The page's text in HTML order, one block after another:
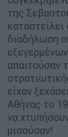
της
διαδήλωση
απαιτούσαν
είχαν
Αθήνας το
να
μισούσαν!